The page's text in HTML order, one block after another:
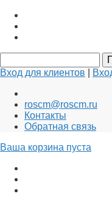
Вход для клиентов
roscm@roscm.ru
Контакты
Обратная связь
Ваша корзина пуста